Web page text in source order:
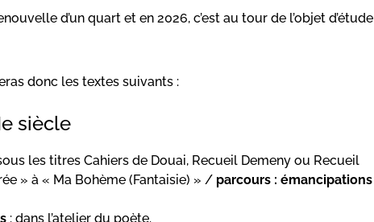
d’un quart et en 2026, c’est au tour de l’objet d’étude
donc les textes suivants :
siècle
les titres Cahiers de Douai, Recueil Demeny ou Recueil
» à « Ma Bohème (Fantaisie) » / parcours : émancipations
: dans l’atelier du poète.